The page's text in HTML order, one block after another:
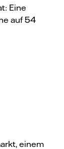
Eine
auf 54
einem